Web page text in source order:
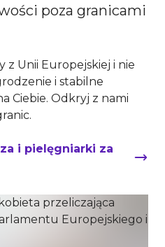
poza granicami
z Unii Europejskiej i nie
i stabilne
Ciebie. Odkryj z nami
i pielęgniarki za